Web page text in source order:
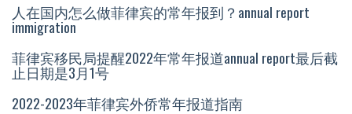
人在国内怎么做菲律宾的常年报到？annual report
immigration
菲律宾移民局提醒2022年常年报道annual report最后截
止日期是3月1号
2022-2023年菲律宾外侨常年报道指南